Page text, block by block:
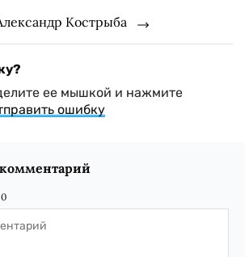
Кострыба
ее мышкой и нажмите
ошибку
0